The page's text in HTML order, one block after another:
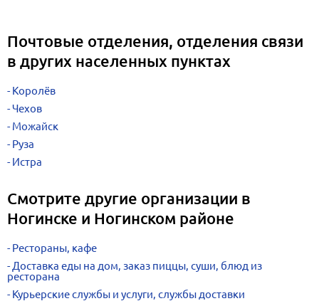
Почтовые отделения, отделения связи
в других населенных пунктах
Королёв
Чехов
Можайск
Руза
Истра
Смотрите другие организации в
Ногинске и Ногинском районе
Рестораны, кафе
Доставка еды на дом, заказ пиццы, суши, блюд из
ресторана
Курьерские службы и услуги, службы доставки